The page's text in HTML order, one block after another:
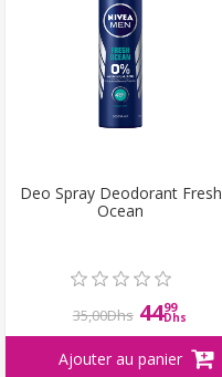
Deo Spray Deodorant Fresh
Ocean
35,00Dhs 4499
Dhs